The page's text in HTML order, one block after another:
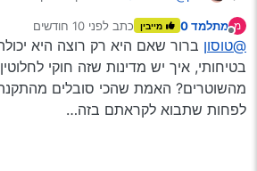
זה באמת חשוב שהנהג יוכל
אפשרי לחלוטין גם בהכהיה קלה,
דוקא שסביבתו (כמו לובשי מדים
ואגב, תודה על העצות. באמת
Spoiler
מ מתלמד 0 מייבין כתב לפני 10 חודשים
נערך לאחרונה על ידי
@טוסון ברור שאם היא רק רוצה היא
בטיחותי, איך יש מדינות שזה חוקי
מהשוטרים? האמת שהכי סובלים מהתקנה
לפחות שתבוא לקראתם בזה…